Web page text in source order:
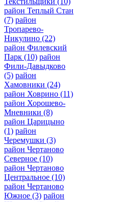
район Теплый Стан
(7) район
Тропарево-
Никулино (22)
район Филевский
Парк (10) район
Фили-Давыдково
(5) район
Хамовники (24)
район Ховрино (11)
район Хорошево-
Мневники (8)
район Царицыно
(1) район
Черемушки (3)
район Чертаново
Северное (10)
район Чертаново
Центральное (10)
район Чертаново
Южное (3) район